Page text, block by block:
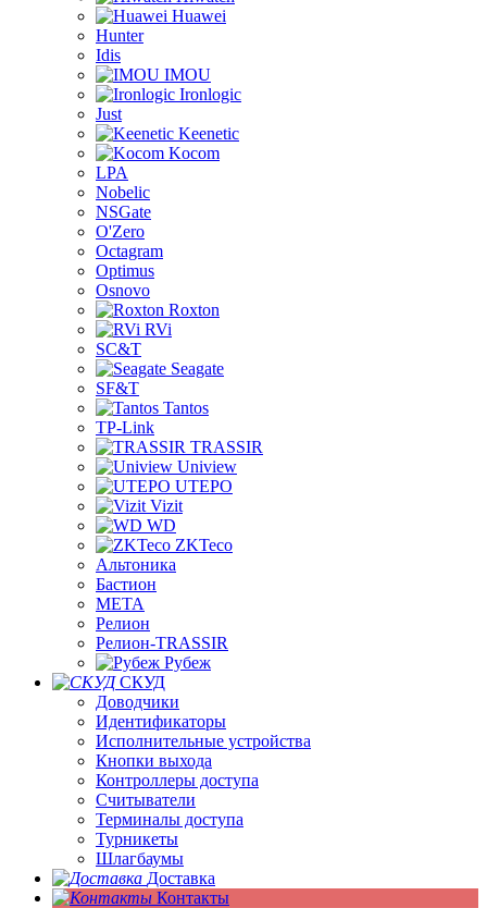
Huawei
Hunter
Idis
IMOU
Ironlogic
Just
Keenetic
Kocom
LPA
Nobelic
NSGate
O'Zero
Octagram
Optimus
Osnovo
Roxton
RVi
SC&T
Seagate
SF&T
Tantos
TP-Link
TRASSIR
Uniview
UTEPO
Vizit
WD
ZKTeco
Альтоника
Бастион
МЕТА
Релион
Релион-TRASSIR
Рубеж
СКУД
Доводчики
Идентификаторы
Исполнительные устройства
Кнопки выхода
Контроллеры доступа
Считыватели
Терминалы доступа
Турникеты
Шлагбаумы
Доставка
Контакты